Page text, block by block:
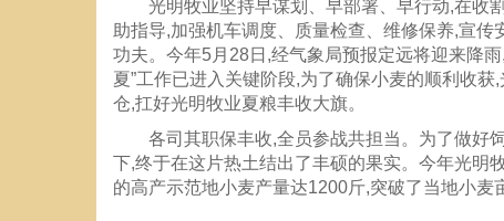
光明牧业坚持早谋划、早部署、早行动,在收
助指导,加强机车调度、质量检查、维修保养,宣
功夫。今年5月28日,经气象局预报定远将迎来降
夏”工作已进入关键阶段,为了确保小麦的顺利收
仓,扛好光明牧业夏粮丰收大旗。
各司其职保丰收,全员参战共担当。为了做好
下,终于在这片热土结出了丰硕的果实。今年光明
的高产示范地小麦产量达1200斤,突破了当地小麦